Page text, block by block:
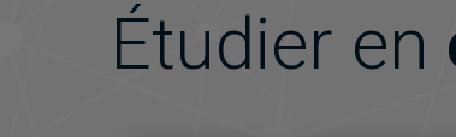
Étudier en